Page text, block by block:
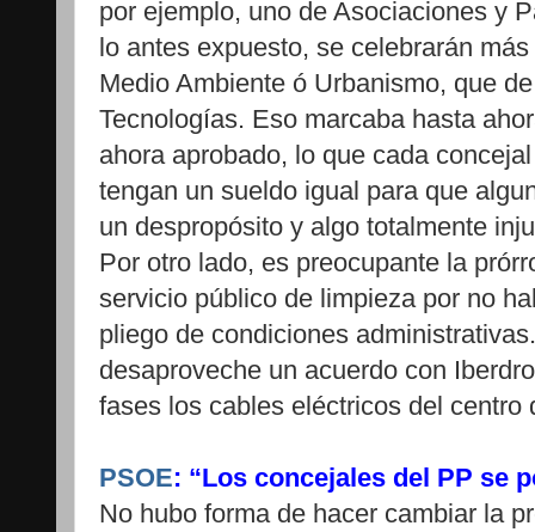
por ejemplo, uno de Asociaciones y
lo antes expuesto, se celebrarán
Medio Ambiente ó Urbanismo, que
Tecnologías. Eso marcaba hasta
ahora aprobado, lo que cada
tengan un sueldo igual para que
un despropósito y algo totalmente
Por otro lado, es preocupante la
servicio público de limpieza por no
pliego de condiciones
desaproveche un acuerdo con
fases los cables eléctricos del centro
PSOE: “Los concejales del PP se
No hubo forma de hacer cambiar la